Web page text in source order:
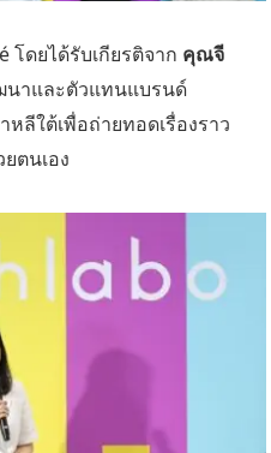
โดยได้รับเกียรติจาก คุณจี
นาและตัวแทนแบรนด์
หลีใต้เพื่อถ่ายทอดเรื่องราว
ตนเอง